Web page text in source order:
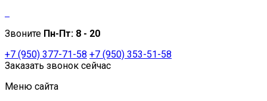
Звоните Пн-Пт: 8 - 20
+7 (950) 377-71-58 +7 (950) 353-51-58
Заказать звонок сейчас
Меню сайта